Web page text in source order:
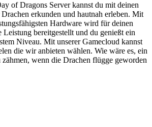
of Dragons Server kannst du mit deinen
erkunden und hautnah erleben. Mit
Hardware wird für deinen
Leistung bereitgestellt und du genießt ein
Niveau. Mit unserer Gamecloud kannst
die wir anbieten wählen. Wie wäre es, ein
wenn die Drachen flügge geworden